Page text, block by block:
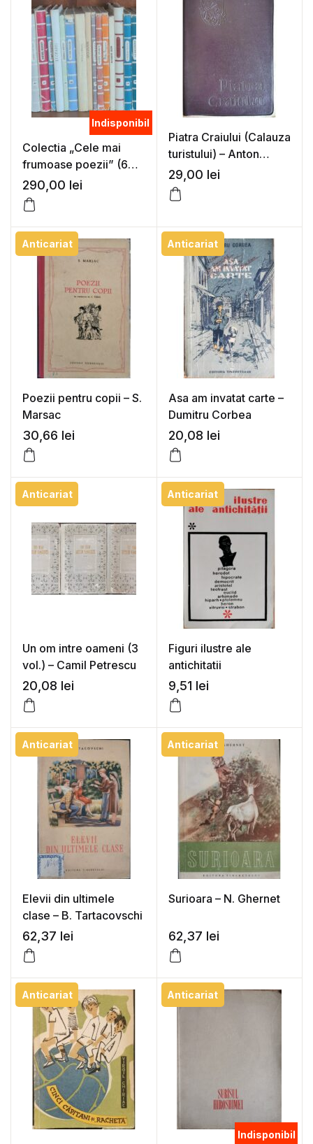
Indisponibil
Colectia „Cele mai
frumoase poezii” (68
vol.)
290,00 lei
Piatra Craiului (Calauza
turistului) – Anton
Mitroiu
29,00 lei
Anticariat
Poezii pentru copii – S.
Marsac
30,66 lei
Anticariat
Asa am invatat carte –
Dumitru Corbea
20,08 lei
Anticariat
Un om intre oameni (3
vol.) – Camil Petrescu
20,08 lei
Anticariat
Figuri ilustre ale
antichitatii
9,51 lei
Anticariat
Elevii din ultimele
clase – B. Tartacovschi
62,37 lei
Anticariat
Surioara – N. Ghernet
62,37 lei
Anticariat Anticariat
Indisponibil